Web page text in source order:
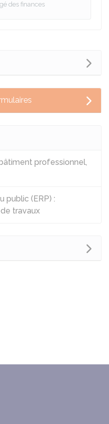
des finances
professionnel,
public (ERP) :
travaux